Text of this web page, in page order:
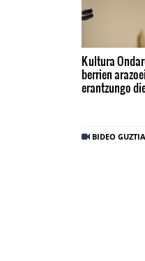
Kultura
berrien
erantzungo
BIDEO